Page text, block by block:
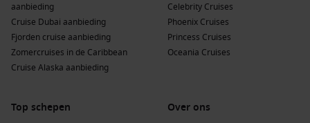
aanbieding
Cruise Dubai aanbieding
Fjorden cruise aanbieding
Zomercruises in de Caribbean
Cruise Alaska aanbieding
Celebrity Cruises
Phoenix Cruises
Princess Cruises
Oceania Cruises
Top schepen
Over ons